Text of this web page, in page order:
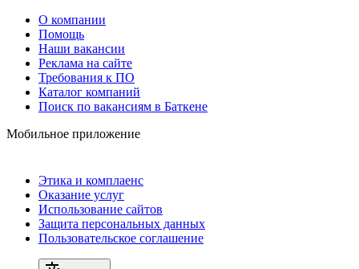
О компании
Помощь
Наши вакансии
Реклама на сайте
Требования к ПО
Каталог компаний
Поиск по вакансиям в Баткене
Мобильное приложение
Этика и комплаенс
Оказание услуг
Использование сайтов
Защита персональных данных
Пользовательское соглашение